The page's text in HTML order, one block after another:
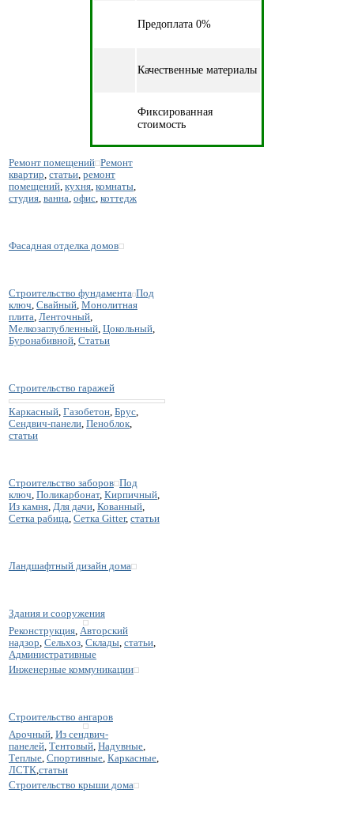
Предоплата 0%
Качественные материалы
Фиксированная
стоимость
Ремонт помещений Ремонт
квартир статьи ремонт
помещений кухня комнаты
студия ванна офис коттедж
Фасадная отделка домов
Строительство фундамента Под
ключ Свайный Монолитная
плита Ленточный
Мелкозаглубленный Цокольный
Буронабивной Статьи
Строительство гаражей
Каркасный Газобетон Брус
Сендвич-панели Пеноблок
статьи
Строительство заборов Под
ключ Поликарбонат, Кирпичный
Из камня Для дачи Кованный
Сетка рабица Сетка Gitter, статьи
Ландшафтный дизайн дома
Здания и сооружения
Реконструкция Авторский
надзор Сельхоз Склады статьи
Административные
Инженерные коммуникации
Строительство ангаров
Арочный Из сендвич-
панелей Тентовый Надувные
Теплые Спортивные Каркасные
ЛСТК статьи
Строительство крыши дома